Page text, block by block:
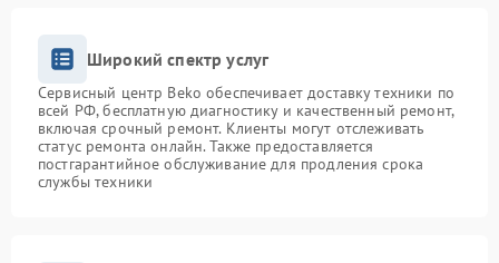
Широкий спектр услуг
Сервисный центр Beko обеспечивает доставку техники по
всей РФ, бесплатную диагностику и качественный ремонт,
включая срочный ремонт. Клиенты могут отслеживать
статус ремонта онлайн. Также предоставляется
постгарантийное обслуживание для продления срока
службы техники